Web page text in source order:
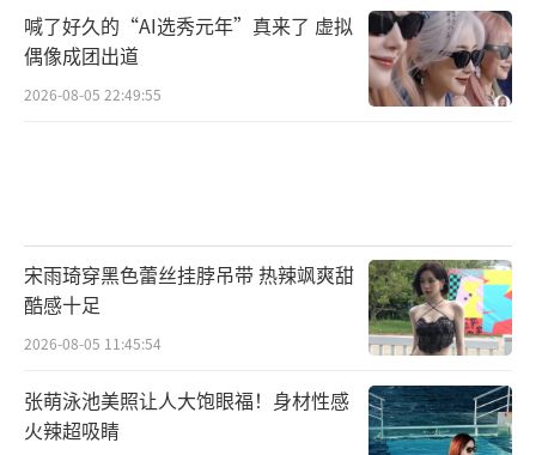
复，逐渐发展为萎缩性胃炎。
2.消化性溃疡（胃溃疡、十二指肠溃疡）
身消化，形成溃疡。
特点：十二指肠溃疡患者中，幽门螺杆菌
感染率高达90%-100%；胃溃疡患者感染率约7
0%-80%。典型症状为周期性上腹痛（如空腹
痛、餐后痛），严重时可能出血、穿孔。
喊了好久的“AI选秀元年”真来了 虚拟
偶像成团出道
2026-08-05 22:49:55
宋雨琦穿黑色蕾丝挂脖吊带 热辣飒爽甜
酷感十足
2026-08-05 11:45:54
张萌泳池美照让人大饱眼福！身材性感
火辣超吸睛